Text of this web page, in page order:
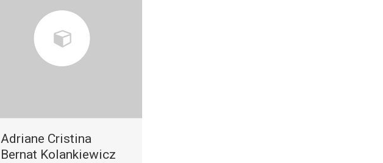
Adriane Cristina
Bernat Kolankiewicz